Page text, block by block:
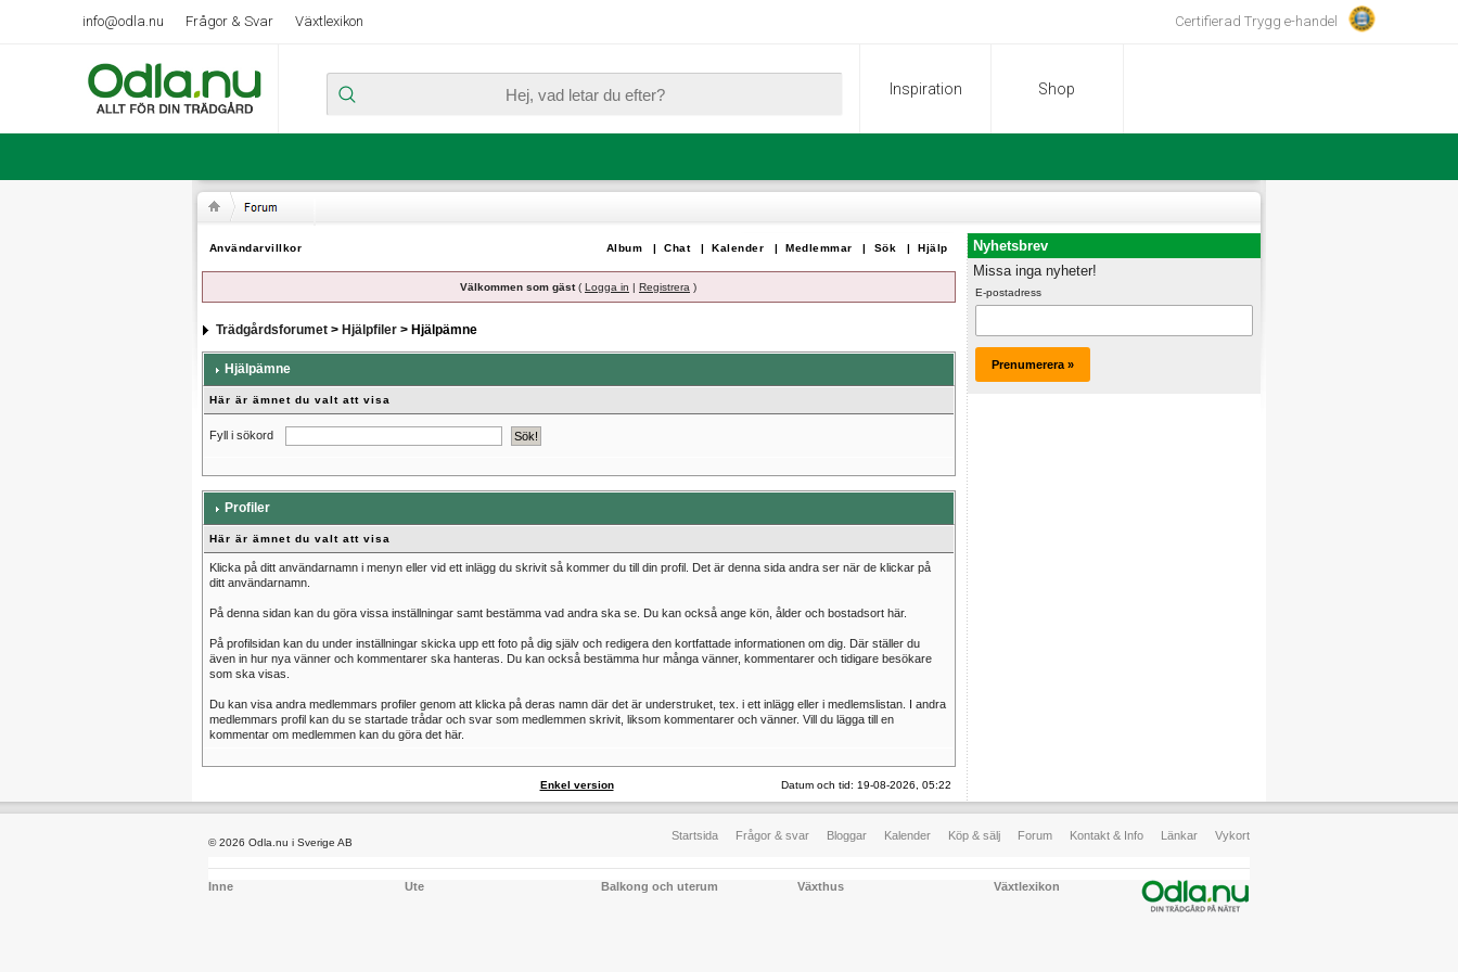
info@odla.nu Frågor & Svar Växtlexikon Certifierad Trygg e-handel
Inspiration Shop
Användarvillkor Hjälp
Sök |
Medlemmar |
Kalender |
Chat |
Album |
Välkommen som gäst( Logga in | Registrera )
Trädgårdsforumet> Hjälpfiler> Hjälpämne
Hjälpämne
Här är ämnet du valt att visa
Fyll i sökord
Profiler
Här är ämnet du valt att visa
Klicka på ditt användarnamn i menyn eller vid ett inlägg du skrivit så kommer du till din profil. Det är denna sida andra ser när de klickar på
ditt användarnamn.
På denna sidan kan du göra vissa inställningar samt bestämma vad andra ska se. Du kan också ange kön, ålder och bostadsort här.
På profilsidan kan du under inställningar skicka upp ett foto på dig själv och redigera den kortfattade informationen om dig. Där ställer du
även in hur nya vänner och kommentarer ska hanteras. Du kan också bestämma hur många vänner, kommentarer och tidigare besökare
som ska visas.
Du kan visa andra medlemmars profiler genom att klicka på deras namn där det är understruket, tex. i ett inlägg eller i medlemslistan. I andra
medlemmars profil kan du se startade trådar och svar som medlemmen skrivit, liksom kommentarer och vänner. Vill du lägga till en
kommentar om medlemmen kan du göra det här.
Enkel version Datum och tid: 19-08-2026, 05:22
Nyhetsbrev
Missa inga nyheter!
E-postadress
© 2026 Odla.nu i Sverige AB
Startsida Frågor & svar Bloggar Kalender Köp & sälj Forum Kontakt & Info Länkar Vykort
Inne Ute Balkong och uterum Växthus Växtlexikon